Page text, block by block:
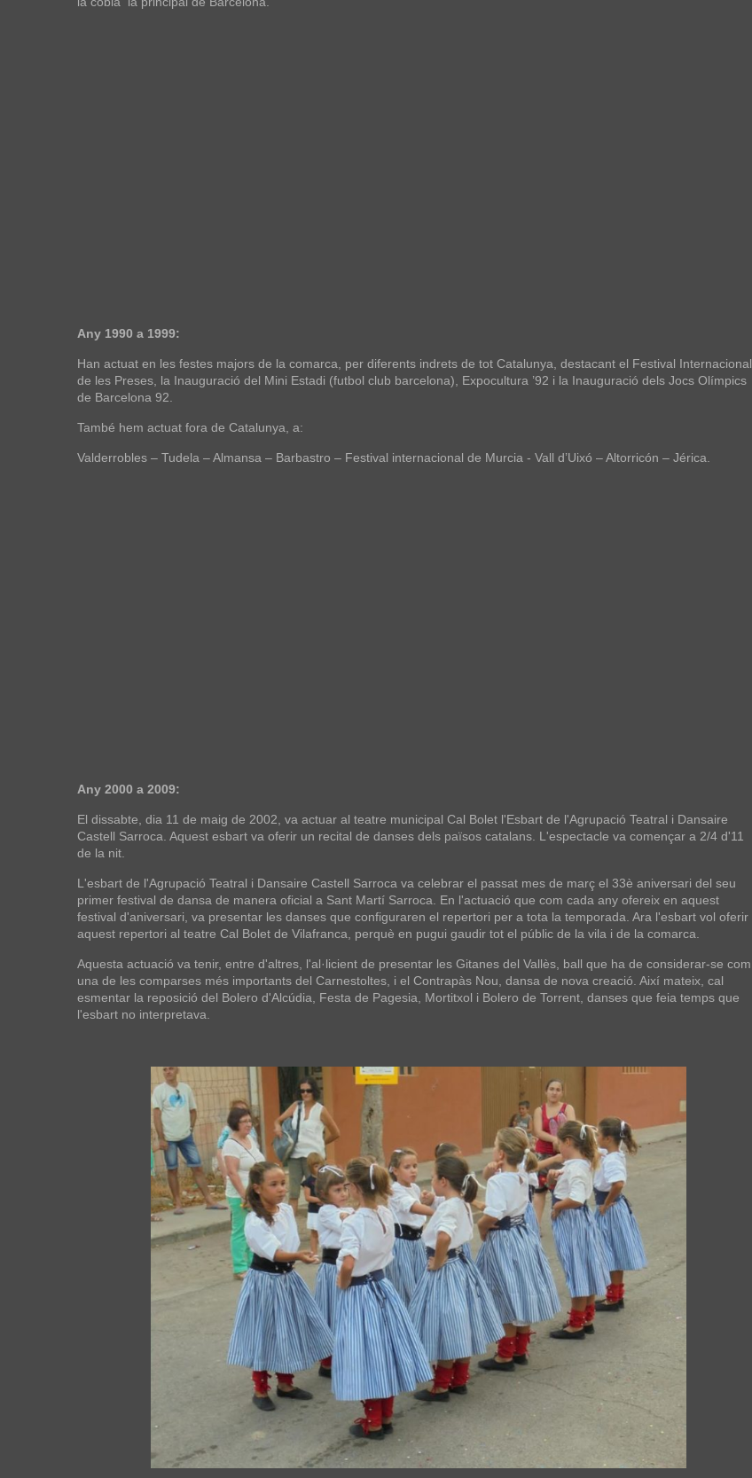
Any 1990 a 1999:
Han actuat en les festes majors de la comarca, per diferents indrets de tot Catalunya, destacant el Festival Internacional
de les Preses, la Inauguració del Mini Estadi (futbol club barcelona), Expocultura ’92 i la Inauguració dels Jocs Olímpics
de Barcelona 92.
També hem actuat fora de Catalunya, a:
Valderrobles – Tudela – Almansa – Barbastro – Festival internacional de Murcia - Vall d’Uixó – Altorricón – Jérica.
Any 2000 a 2009:
El dissabte, dia 11 de maig de 2002, va actuar al teatre municipal Cal Bolet l'Esbart de l'Agrupació Teatral i Dansaire
Castell Sarroca. Aquest esbart va oferir un recital de danses dels països catalans. L'espectacle va començar a 2/4 d'11
de la nit.
L'esbart de l'Agrupació Teatral i Dansaire Castell Sarroca va celebrar el passat mes de març el 33è aniversari del seu
primer festival de dansa de manera oficial a Sant Martí Sarroca. En l'actuació que com cada any ofereix en aquest
festival d'aniversari, va presentar les danses que configuraren el repertori per a tota la temporada. Ara l'esbart vol oferir
aquest repertori al teatre Cal Bolet de Vilafranca, perquè en pugui gaudir tot el públic de la vila i de la comarca.
Aquesta actuació va tenir, entre d'altres, l'al·licient de presentar les Gitanes del Vallès, ball que ha de considerar-se com
una de les comparses més importants del Carnestoltes, i el Contrapàs Nou, dansa de nova creació. Així mateix, cal
esmentar la reposició del Bolero d'Alcúdia, Festa de Pagesia, Mortitxol i Bolero de Torrent, danses que feia temps que
l'esbart no interpretava.